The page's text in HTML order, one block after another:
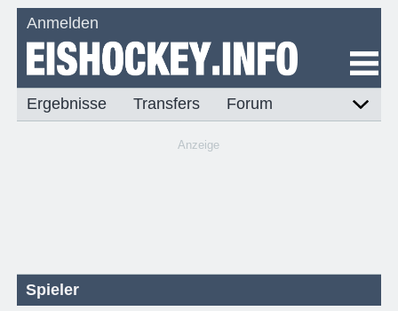
Anmelden
Ergebnisse Transfers Forum
Anzeige
Spieler